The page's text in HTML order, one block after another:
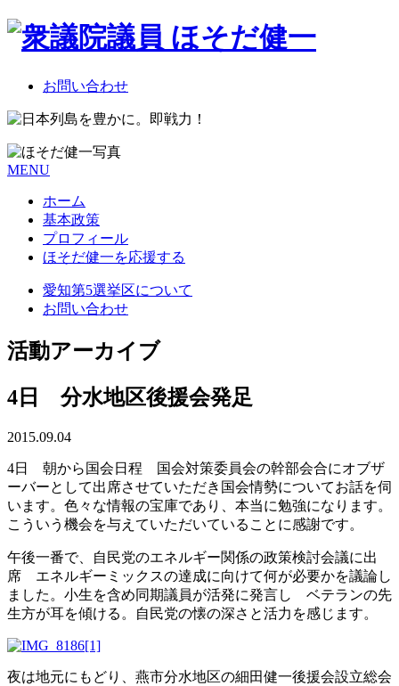
お問い合わせ
MENU
ホーム
基本政策
プロフィール
ほそだ健一を応援する
愛知第5選挙区について
お問い合わせ
活動アーカイブ
4日 分水地区後援会発足
2015.09.04
4日 朝から国会日程 国会対策委員会の幹部会合にオブザ
ーバーとして出席させていただき国会情勢についてお話を伺
います。色々な情報の宝庫であり、本当に勉強になります。
こういう機会を与えていただいていることに感謝です。
午後一番で、自民党のエネルギー関係の政策検討会議に出
席 エネルギーミックスの達成に向けて何が必要かを議論し
ました。小生を含め同期議員が活発に発言し ベテランの先
生方が耳を傾ける。自民党の懐の深さと活力を感じます。
夜は地元にもどり、燕市分水地区の細田健一後援会設立総会